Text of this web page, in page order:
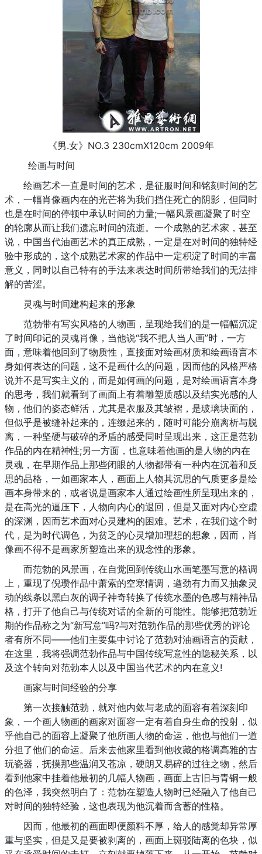
《男.女》NO.3 230cmX120cm 2009年
绘画与时间
绘画艺术一直是时间的艺术，是征服时间和铭刻时间的艺
术，一幅肖像画内在的光芒将为我们挡住死亡的阴影，但同时
也是在时间的停顿中承认时间的力量;一幅风景画凝聚了时空
的轮廓从而让我们遗忘时间的流逝。一个成熟的艺术家，甚至
说，中国当代油画艺术的真正成熟，一定是在对时间的独特经
验中形成的，这个成熟艺术家的作品中一定积淀了时间的丰富
意义，同时以自己特有的手法来表达时间所带给我们的无法排
解的苦涩。
灵魂与时间建构起来的形象
范勃带有写实风格的人物画，呈现给我们的是一幅幅沉淀
了时间印记的灵魂肖像，当他说“我不把人当人画”时，一方
面，意味着他回到了物质性，直接面对绘画材质和绘画语言本
身如何表达的问题，这不是画什么的问题，因而他的风格严格
说并不是写实主义的，而是如何画的问题，是对绘画语言本身
的思考，我们就看到了画面上有着雕塑质感以及结实光感的人
物，他们的姿态鲜活，尤其是衣服及其皱褶，是玻璃块面的，
但似乎是被缝补起来的，连缀起来的，随时可能分崩离析与脱
离，一种坚硬与破碎的矛盾的感受同时呈现出来，这正是范勃
作品的内在精神性;另一方面，也意味着他画的是人物的内在
灵魂，在早期作品上那些闭眼的人物都带有一种内在沉着和反
思的品格，一如画家本人，画面上人物其沉思的气质更多是绘
画本身带来的，或者说是画家本人通过绘画性所呈现出来的，
是在高光的逼压下，人物向内心的退回，但是又面对内心空虚
的深渊，因而艺术面对心灵建构的困难。艺术，在我们这个时
代，是为时代调色，为贫乏的心灵增加理想的想象，因而，肖
像画不得不是画家所塑造出来的观念性的形象。
而范勃的风景画，在自觉回到传统山水画笔墨写意的格调
上，重现了倪瓒作品中萧索的空寒情调，遒劲有力而又抽象灵
动的线条以黑白灰的调子神奇转换了传统水墨的色感与精神品
格，打开了他自己与传统对话的全新的可能性。能够把范勃近
期的作品称之为“新写意”吗?与对范勃作品的那些优秀的评论
者有所不同——他们主要集中讨论了范勃对油画语言的贡献，
在这里，我将强调范勃作品与中国传统写意性的隐秘关系，以
及这个转向对范勃本人以及中国当代艺术的内在意义!
画家与时间经验的分享
第一次接触范勃，就对他内敛与老成的面容有着深刻印
象，一个画人物画的画家对面容一定有着自身生命的投射，似
乎他自己的面容上凝聚了他所画人物的命运，他也与他们一道
分担了他们的命运。后来去他家里看到他收藏的格调高雅的古
玩瓷器，抚摸那些温润又苍凉，硬朗又易碎的过往之物，然后
看到他家中挂着他最初的几幅人物画，画面上古旧与青铜一般
的色泽，我突然明白了：范勃在塑造人物时已经融入了他自己
对时间的独特经验，这也表现为他沉着而含蓄的性格。
因而，他最初的画面即便颜料不厚，给人的感觉却异常厚
重与坚实，但是又是要被剥离的，画面上斑驳陆离的色块，似